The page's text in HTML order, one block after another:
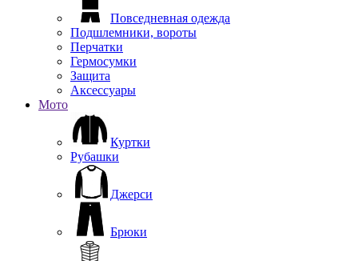
Повседневная одежда
Подшлемники, вороты
Перчатки
Гермосумки
Защита
Аксессуары
Мото
Куртки
Рубашки
Джерси
Брюки